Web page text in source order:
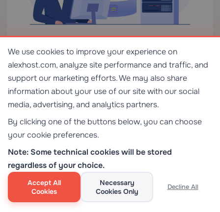
Як тільки ви перекладаєте профілі програмного
забезпечення в реальність хоста, рішення стає
набагато чистішим. PicoClaw природно
відображається на дешеві ARM-плати,
переробленні телефони, крихітні екземпляри VPS
та дешеві експерименти самостійного
смуги VPS або скромного домашнього сервера:
достатньо ресурсів, щоб залишатися комфортно
як постійно ввімкнений помічник, але не клас
хоста, який здається надмірним для роботи.
We use cookies to improve your experience on
alexhost.com, analyze site performance and traffic, and
support our marketing efforts. We may also share
information about your use of our site with our social
media, advertising, and analytics partners.
By clicking one of the buttons below, you can choose
your cookie preferences.
Note: Some technical cookies will be stored
regardless of your choice.
Accept All
Cookies
Necessary
Cookies Only
Decline All